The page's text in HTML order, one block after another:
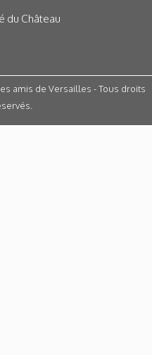
du Château
amis de Versailles - Tous droits